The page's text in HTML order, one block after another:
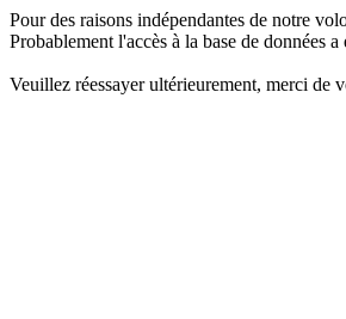
Pour des raisons indépendantes de notre
Probablement l'accès à la base de données a
Veuillez réessayer ultérieurement, merci de